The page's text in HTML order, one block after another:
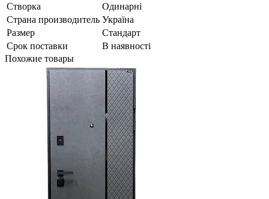
Створка
Одинарні
Страна производитель Україна
Размер
Стандарт
Срок поставки
В наявності
Похожие товары